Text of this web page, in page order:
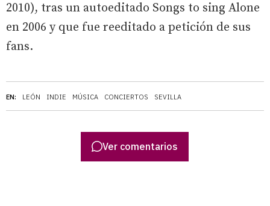
EN: LEÓN INDIE MÚSICA CONCIERTOS SEVILLA
2010), tras un autoeditado Songs to sing Alone
en 2006 y que fue reeditado a petición de sus
fans.
Ver comentarios